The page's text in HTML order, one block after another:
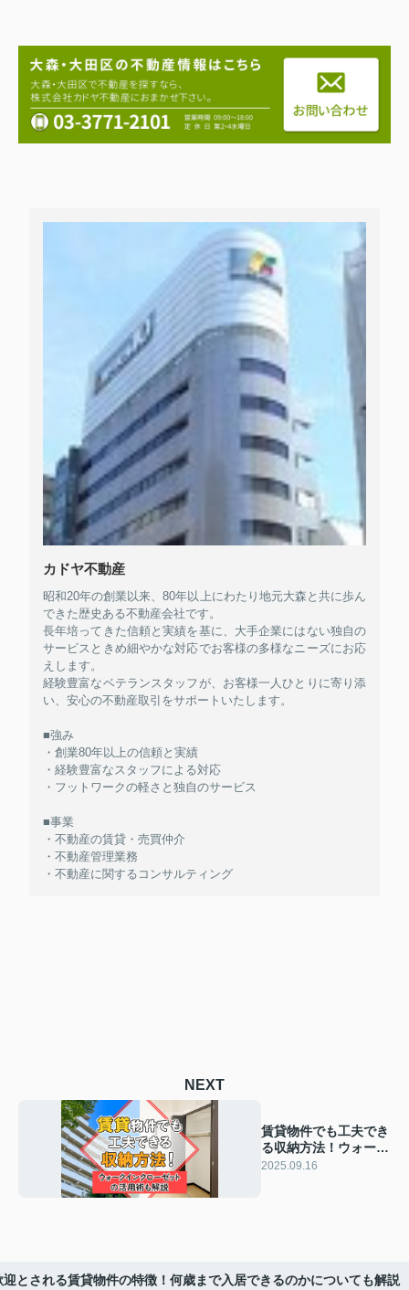
カドヤ不動産
昭和20年の創業以来、80年以上にわたり地元大森と共に歩ん
できた歴史ある不動産会社です。
長年培ってきた信頼と実績を基に、大手企業にはない独自の
サービスときめ細やかな対応でお客様の多様なニーズにお応
えします。
経験豊富なベテランスタッフが、お客様一人ひとりに寄り添
い、安心の不動産取引をサポートいたします。
■強み
・創業80年以上の信頼と実績
・経験豊富なスタッフによる対応
・フットワークの軽さと独自のサービス
■事業
・不動産の賃貸・売買仲介
・不動産管理業務
・不動産に関するコンサルティング
NEXT
賃貸物件でも工夫でき
る収納方法！ウォーク
インクローゼットの活
2025.09.16
迎とされる賃貸物件の特徴！何歳まで入居できるのかについても解説